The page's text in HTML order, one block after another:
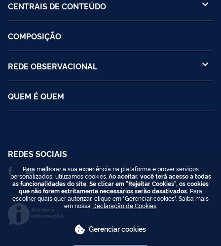
CENTRAIS DE CONTEÚDO
COMPOSIÇÃO
REDE OBSERVACIONAL
QUEM É QUEM
REDES SOCIAIS
Acesso à
Informação
Para melhorar a sua experiência na plataforma e prover serviços
personalizados, utilizamos cookies. Ao aceitar, você terá acesso a todas
as funcionalidades do site. Se clicar em "Rejeitar Cookies", os cookies
que não forem estritamente necessários serão desativados. Para
escolher quais quer autorizar, clique em "Gerenciar cookies". Saiba mais
em nossa Declaração de Cookies.
Gerenciar cookies